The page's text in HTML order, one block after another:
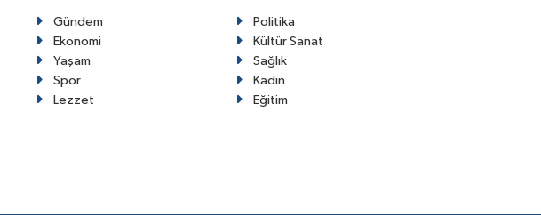
Gündem
Politika
Ekonomi
Kültür Sanat
Yaşam
Sağlık
Spor
Kadın
Lezzet
Eğitim